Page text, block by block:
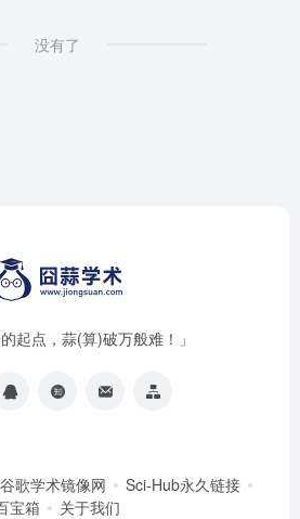
没有了
起点，蒜(算)破万般难！」
谷歌学术镜像网
Sci-Hub永久链接
宝箱
关于我们